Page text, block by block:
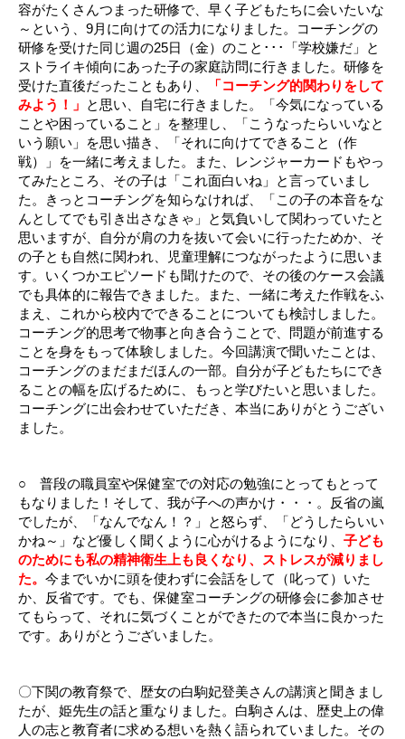
容がたくさんつまった研修で、早く子どもたちに会いたいな
～という、9月に向けての活力になりました。コーチングの
研修を受けた同じ週の25日（金）のこと･･･「学校嫌だ」と
ストライキ傾向にあった子の家庭訪問に行きました。研修を
受けた直後だったこともあり、
「コーチング的関わりをして
みよう！」 と思い、自宅に行きました。「今気になっている
ことや困っていること」を整理し、「こうなったらいいなと
いう願い」を思い描き、「それに向けてできること（作
戦）」を一緒に考えました。また、レンジャーカードもやっ
てみたところ、その子は「これ面白いね」と言っていまし
た。きっとコーチングを知らなければ、「この子の本音をな
んとしてでも引き出さなきゃ」と気負いして関わっていたと
思いますが、自分が肩の力を抜いて会いに行ったためか、そ
の子とも自然に関われ、児童理解につながったように思いま
す。いくつかエピソードも聞けたので、その後のケース会議
でも具体的に報告できました。また、一緒に考えた作戦をふ
まえ、これから校内でできることについても検討しました。
コーチング的思考で物事と向き合うことで、問題が前進する
ことを身をもって体験しました。今回講演で聞いたことは、
コーチングのまだまだほんの一部。自分が子どもたちにでき
ることの幅を広げるために、もっと学びたいと思いました。
コーチングに出会わせていただき、本当にありがとうござい
ました。
○ 普段の職員室や保健室での対応の勉強にとってもとって
もなりました！そして、我が子への声かけ・・・。反省の嵐
でしたが、「なんでなん！？」と怒らず、「どうしたらいい
かね～」など優しく聞くように心がけるようになり、 子ども
のためにも私の精神衛生上も良くなり、ストレスが減りまし
た。 今までいかに頭を使わずに会話をして（叱って）いた
か、反省です。でも、保健室コーチングの研修会に参加させ
てもらって、それに気づくことができたので本当に良かった
です。ありがとうございました。
〇下関の教育祭で、歴女の白駒妃登美さんの講演と聞きまし
たが、姫先生の話と重なりました。白駒さんは、歴史上の偉
人の志と教育者に求める想いを熱く語られていました。その